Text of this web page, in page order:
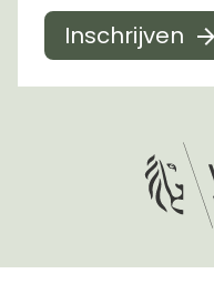
Inschrijven